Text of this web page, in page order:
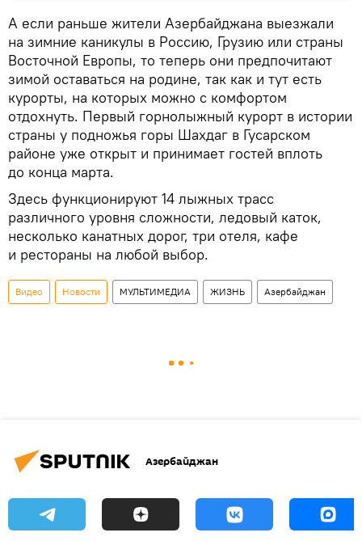
А если раньше жители Азербайджана выезжали
на зимние каникулы в Россию, Грузию или страны
Восточной Европы, то теперь они предпочитают
зимой оставаться на родине, так как и тут есть
курорты, на которых можно с комфортом
отдохнуть. Первый горнолыжный курорт в истории
страны у подножья горы Шахдаг в Гусарском
районе уже открыт и принимает гостей вплоть
до конца марта.
Здесь функционируют 14 лыжных трасс
различного уровня сложности, ледовый каток,
несколько канатных дорог, три отеля, кафе
и рестораны на любой выбор.
Видео Новости МУЛЬТИМЕДИА ЖИЗНЬ Азербайджан
Азербайджан